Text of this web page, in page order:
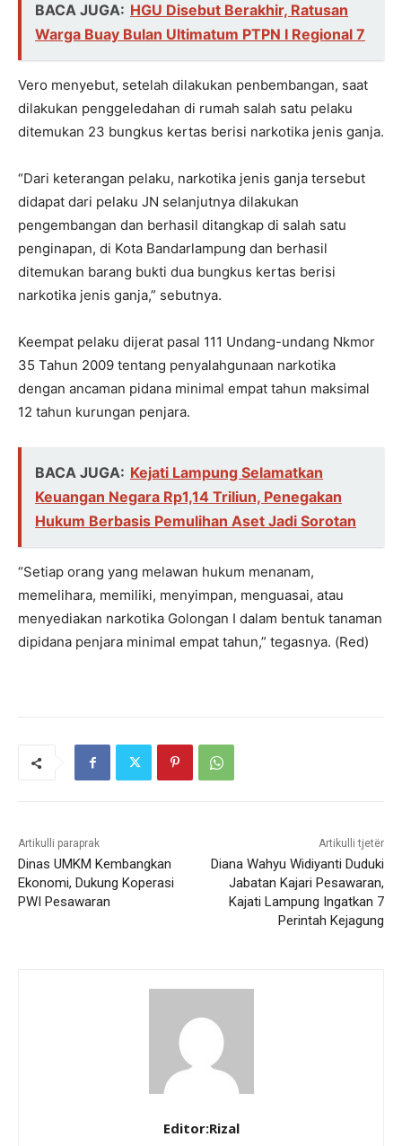
BACA JUGA: HGU Disebut Berakhir, Ratusan
Warga Buay Bulan Ultimatum PTPN I Regional 7
Vero menyebut, setelah dilakukan penbembangan, saat
dilakukan penggeledahan di rumah salah satu pelaku
ditemukan 23 bungkus kertas berisi narkotika jenis ganja.
“Dari keterangan pelaku, narkotika jenis ganja tersebut
didapat dari pelaku JN selanjutnya dilakukan
pengembangan dan berhasil ditangkap di salah satu
penginapan, di Kota Bandarlampung dan berhasil
ditemukan barang bukti dua bungkus kertas berisi
narkotika jenis ganja,” sebutnya.
Keempat pelaku dijerat pasal 111 Undang-undang Nkmor
35 Tahun 2009 tentang penyalahgunaan narkotika
dengan ancaman pidana minimal empat tahun maksimal
12 tahun kurungan penjara.
BACA JUGA: Kejati Lampung Selamatkan
Keuangan Negara Rp1,14 Triliun, Penegakan
Hukum Berbasis Pemulihan Aset Jadi Sorotan
“Setiap orang yang melawan hukum menanam,
memelihara, memiliki, menyimpan, menguasai, atau
menyediakan narkotika Golongan I dalam bentuk tanaman
dipidana penjara minimal empat tahun,” tegasnya. (Red)
Artikulli paraprak
Dinas UMKM Kembangkan
Ekonomi, Dukung Koperasi
PWI Pesawaran
Artikulli tjetër
Diana Wahyu Widiyanti Duduki
Jabatan Kajari Pesawaran,
Kajati Lampung Ingatkan 7
Perintah Kejagung
Editor:Rizal